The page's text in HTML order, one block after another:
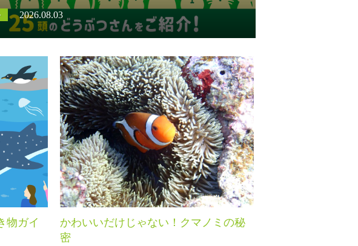
2026.08.03
物ガイ
かわいいだけじゃない！クマノミの秘
密